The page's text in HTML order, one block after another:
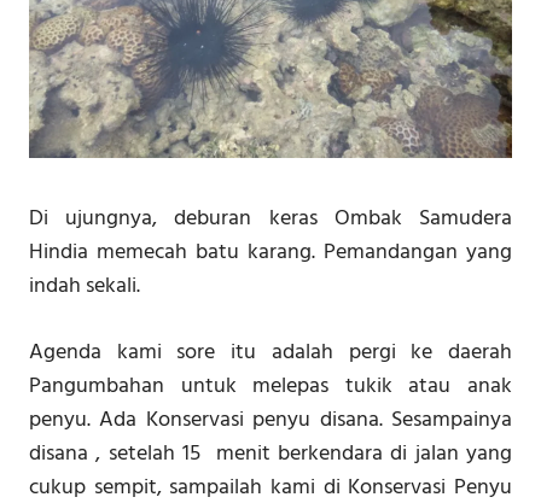
Di ujungnya, deburan keras Ombak Samudera
Hindia memecah batu karang. Pemandangan yang
indah sekali.
Agenda kami sore itu adalah pergi ke daerah
Pangumbahan untuk melepas tukik atau anak
penyu. Ada Konservasi penyu disana. Sesampainya
disana , setelah 15 menit berkendara di jalan yang
cukup sempit, sampailah kami di Konservasi Penyu